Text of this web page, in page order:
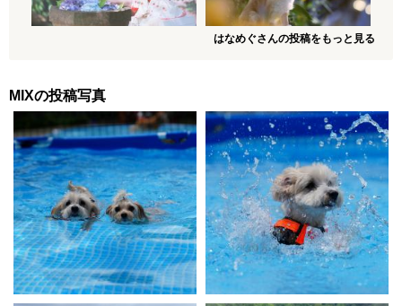
はなめぐさんの投稿をもっと見る
MIXの投稿写真